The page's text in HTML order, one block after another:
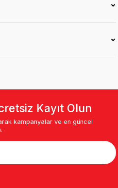
Kayıt Olun
kampanyalar ve en güncel